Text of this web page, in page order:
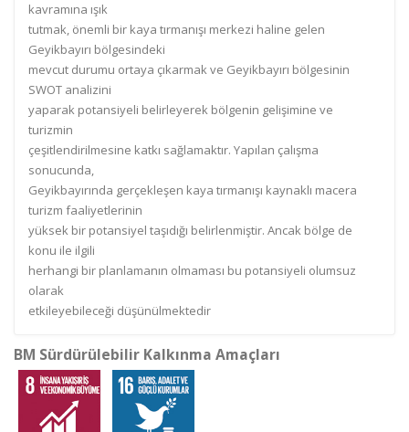
kavramına ışık
tutmak, önemli bir kaya tırmanışı merkezi haline gelen
Geyikbayırı bölgesindeki
mevcut durumu ortaya çıkarmak ve Geyikbayırı bölgesinin
SWOT analizini
yaparak potansiyeli belirleyerek bölgenin gelişimine ve
turizmin
çeşitlendirilmesine katkı sağlamaktır. Yapılan çalışma
sonucunda,
Geyikbayırında gerçekleşen kaya tırmanışı kaynaklı macera
turizm faaliyetlerinin
yüksek bir potansiyel taşıdığı belirlenmiştir. Ancak bölge de
konu ile ilgili
herhangi bir planlamanın olmaması bu potansiyeli olumsuz
olarak
etkileyebileceği düşünülmektedir
BM Sürdürülebilir Kalkınma Amaçları